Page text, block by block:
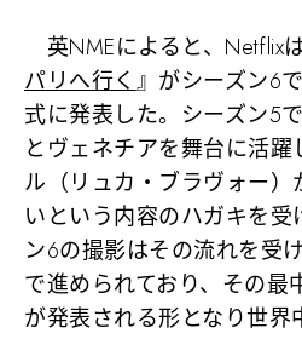
英NMEによると、Netflix
パリへ行く 』がシーズン6
式に発表した。シーズン5
とヴェネチアを舞台に活
ル（リュカ・ブラヴォー
いという内容のハガキを
ン6の撮影はその流れを受
で進められており、その最
が発表される形となり世